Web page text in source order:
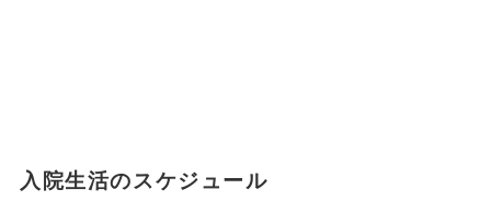
入院生活のスケジュール